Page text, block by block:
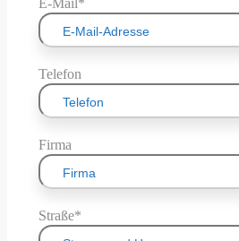
Telefon
Firma
Straße*